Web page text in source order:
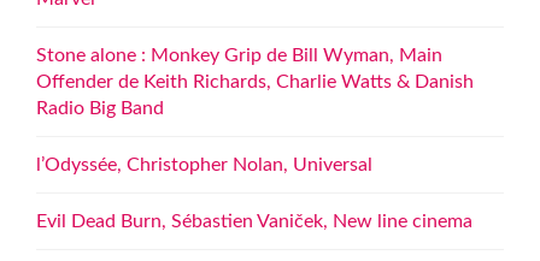
Stone alone : Monkey Grip de Bill Wyman, Main
Offender de Keith Richards, Charlie Watts & Danish
Radio Big Band
l’Odyssée, Christopher Nolan, Universal
Evil Dead Burn, Sébastien Vaniček, New line cinema